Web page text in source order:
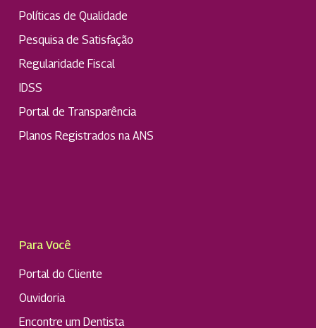
Políticas de Qualidade
Pesquisa de Satisfação
Regularidade Fiscal
IDSS
Portal de Transparência
Planos Registrados na ANS
Para Você
Portal do Cliente
Ouvidoria
Encontre um Dentista